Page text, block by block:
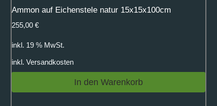
Ammon auf Eichenstele natur 15x15x100cm
255,00 €
inkl. 19 % MwSt.
inkl. Versandkosten
In den Warenkorb